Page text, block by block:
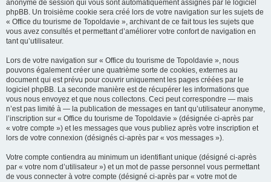
anonyme de session qui vous sont automatiquement assignés par le logiciel
phpBB. Un troisième cookie sera créé lors de votre navigation sur les sujets de
« Office du tourisme de Topoldavie », archivant de ce fait tous les sujets que
vous avez consultés et permettant d’améliorer votre confort de navigation en
tant qu’utilisateur.
Lors de votre navigation sur « Office du tourisme de Topoldavie », nous
pouvons également créer une quatrième sorte de cookies, externes au
document qui est prévu pour couvrir uniquement les pages créées par le
logiciel phpBB. La seconde manière est de récupérer les informations que
vous nous envoyez et que nous collectons. Ceci peut correspondre — mais
n’est pas limité à — la publication de messages en tant qu’utilisateur anonyme,
l’inscription sur « Office du tourisme de Topoldavie » (désignée ci-après par
« votre compte ») et les messages que vous publiez après votre inscription et
lors de votre connexion (désignés ci-après par « vos messages »).
Votre compte contiendra au minimum un identifiant unique (désigné ci-après
par « votre nom d’utilisateur ») et un mot de passe personnel vous permettant
de vous connecter à votre compte (désigné ci-après par « votre mot de